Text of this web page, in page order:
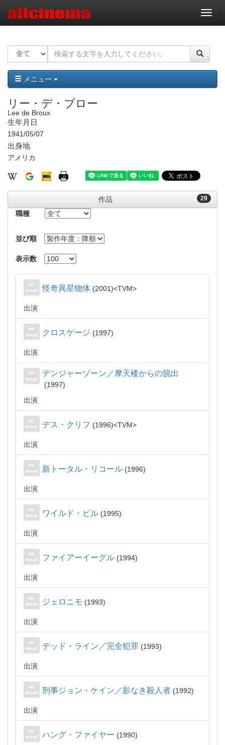
ナ
ビ
ー
ョ
ン
メニュー
リー・デ・ブロー
Lee de Broux
生年月日
1941/05/07
出身地
アメリカ
29
作品
職種
並び順
表示数
怪奇異星物体 2001 TVM
出演
クロスゲージ 1997
出演
デンジャーゾーン／摩天楼からの脱出
1997
出演
デス・クリフ 1996 TVM
出演
新トータル・リコール 1996
出演
ワイルド・ビル 1995
出演
ファイアーイーグル 1994
出演
ジェロニモ 1993
出演
デッド・ライン／完全犯罪 1993
出演
刑事ジョン・ケイン／影なき殺人者 1992
出演
ハング・ファイヤー 1990